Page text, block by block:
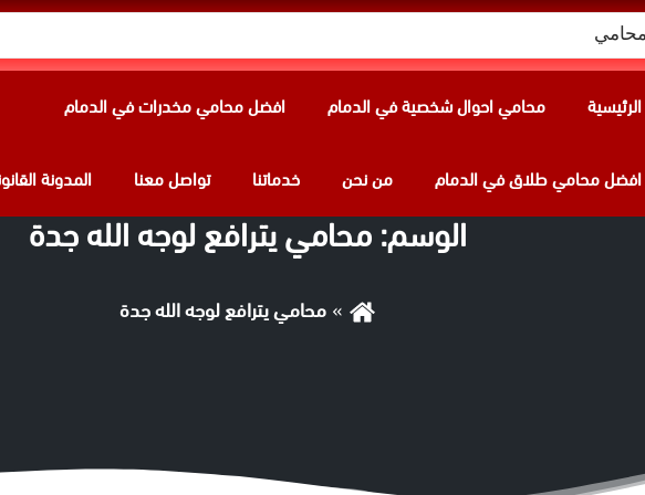
الرئيسية محامي احوال شخصية في الدمام افضل محامي مخدرات في الدمام
افضل محامي طلاق في الدمام من نحن خدماتنا تواصل معنا المدونة
الوسم: محامي يترافع لوجه الله جدة
محامي يترافع لوجه الله جدة